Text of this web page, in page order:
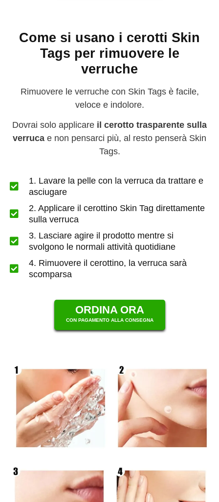
Come si usano i cerotti Skin
Tags per rimuovere le
verruche
Rimuovere le verruche con Skin Tags è facile,
veloce e indolore.
Dovrai solo applicare il cerotto trasparente sulla
verruca e non pensarci più, al resto penserà Skin
Tags.
1. Lavare la pelle con la verruca da trattare e
asciugare
2. Applicare il cerottino Skin Tag direttamente
sulla verruca
3. Lasciare agire il prodotto mentre si
svolgono le normali attività quotidiane
4. Rimuovere il cerottino, la verruca sarà
scomparsa
ORDINA ORA
CON PAGAMENTO ALLA CONSEGNA